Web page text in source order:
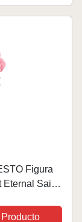
Figura
Eternal Sailor
Sailor